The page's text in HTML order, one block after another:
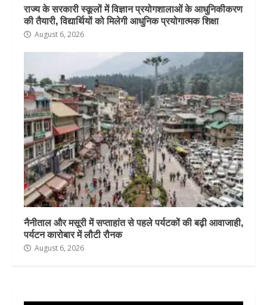
राज्य के सरकारी स्कूलों में विज्ञान प्रयोगशालाओं के आधुनिकीकरण
की तैयारी, विद्यार्थियों को मिलेगी आधुनिक प्रयोगात्मक शिक्षा
August 6, 2026
नैनीताल और मसूरी में सप्ताहांत से पहले पर्यटकों की बढ़ी आवाजाही,
पर्यटन कारोबार में लौटी रौनक
August 6, 2026